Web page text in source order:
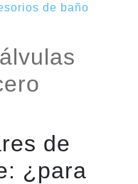
de baño
de
¿para